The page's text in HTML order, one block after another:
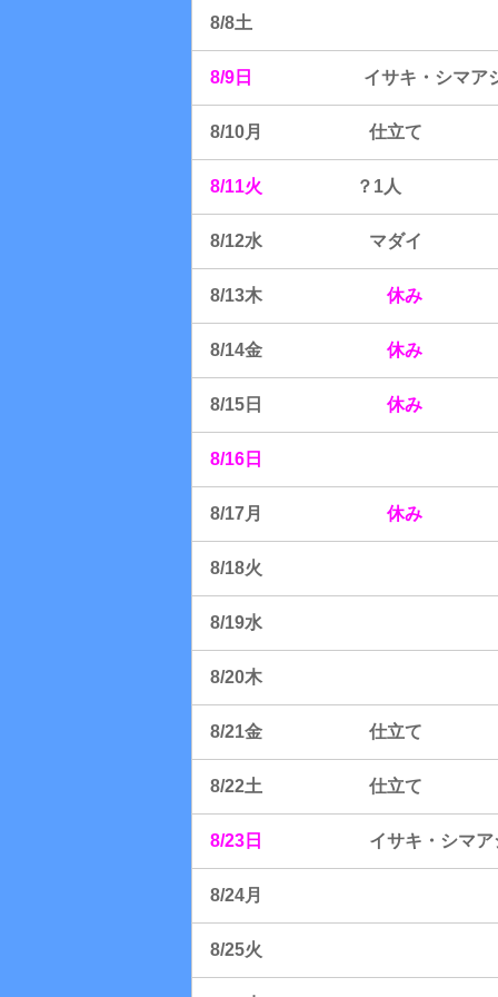
8/8土
8/9日 イサキ・シマア
8/10月 仕立て
8/11火 ？1人
8/12水 マダイ
8/13木 休み
8/14金 休み
8/15日 休み
8/16日
8/17月 休み
8/18火
8/19水
8/20木
8/21金 仕立て
8/22土 仕立て
8/23日 イサキ・シマア
8/24月
8/25火